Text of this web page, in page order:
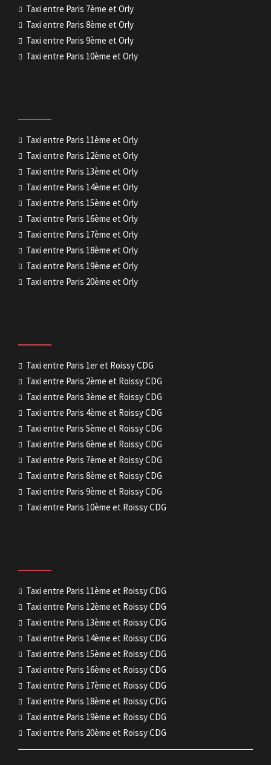
Taxi entre Paris 7ème et Orly
Taxi entre Paris 8ème et Orly
Taxi entre Paris 9ème et Orly
Taxi entre Paris 10ème et Orly
Taxi entre Paris 11ème et Orly
Taxi entre Paris 12ème et Orly
Taxi entre Paris 13ème et Orly
Taxi entre Paris 14ème et Orly
Taxi entre Paris 15ème et Orly
Taxi entre Paris 16ème et Orly
Taxi entre Paris 17ème et Orly
Taxi entre Paris 18ème et Orly
Taxi entre Paris 19ème et Orly
Taxi entre Paris 20ème et Orly
Taxi entre Paris 1er et Roissy CDG
Taxi entre Paris 2ème et Roissy CDG
Taxi entre Paris 3ème et Roissy CDG
Taxi entre Paris 4ème et Roissy CDG
Taxi entre Paris 5ème et Roissy CDG
Taxi entre Paris 6ème et Roissy CDG
Taxi entre Paris 7ème et Roissy CDG
Taxi entre Paris 8ème et Roissy CDG
Taxi entre Paris 9ème et Roissy CDG
Taxi entre Paris 10ème et Roissy CDG
Taxi entre Paris 11ème et Roissy CDG
Taxi entre Paris 12ème et Roissy CDG
Taxi entre Paris 13ème et Roissy CDG
Taxi entre Paris 14ème et Roissy CDG
Taxi entre Paris 15ème et Roissy CDG
Taxi entre Paris 16ème et Roissy CDG
Taxi entre Paris 17ème et Roissy CDG
Taxi entre Paris 18ème et Roissy CDG
Taxi entre Paris 19ème et Roissy CDG
Taxi entre Paris 20ème et Roissy CDG